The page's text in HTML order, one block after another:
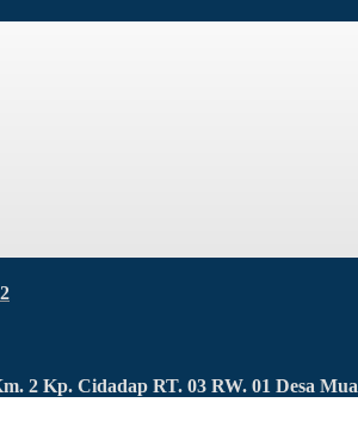
2 Kp. Cidadap RT. 03 RW. 01 Desa